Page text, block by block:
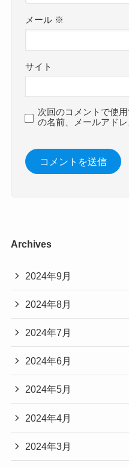
メール ※
サイト
次回のコメントで使
の名前、メールアド
Archives
2024年9月
2024年8月
2024年7月
2024年6月
2024年5月
2024年4月
2024年3月